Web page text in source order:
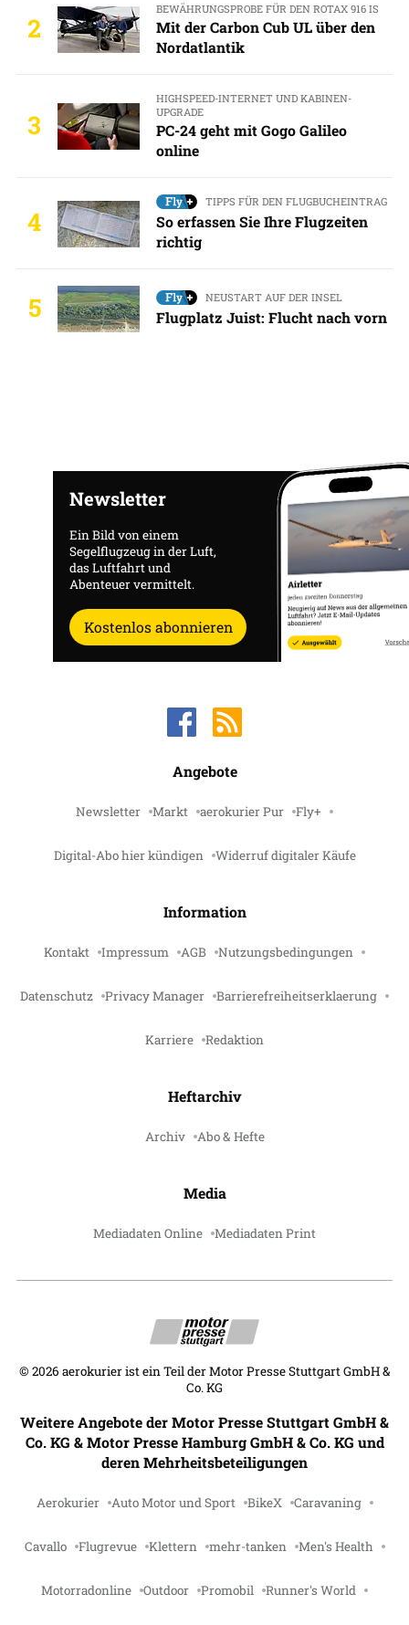
2
BEWÄHRUNGSPROBE FÜR DEN ROTAX 916 IS
Mit der Carbon Cub UL über den
Nordatlantik
3
HIGHSPEED-INTERNET UND KABINEN-
UPGRADE
PC-24 geht mit Gogo Galileo
online
4
TIPPS FÜR DEN FLUGBUCHEINTRAG
So erfassen Sie Ihre Flugzeiten
richtig
5 NEUSTART AUF DER INSEL
Flugplatz Juist: Flucht nach vorn
Newsletter
Ein Bild von einem
Segelflugzeug in der Luft,
das Luftfahrt und
Abenteuer vermittelt.
Kostenlos abonnieren
Angebote
Newsletter Markt aerokurier Pur Fly+
Digital-Abo hier kündigen Widerruf digitaler Käufe
Information
Kontakt Impressum AGB Nutzungsbedingungen
Datenschutz Privacy Manager Barrierefreiheitserklaerung
Karriere Redaktion
Heftarchiv
Archiv Abo & Hefte
Media
Mediadaten Online Mediadaten Print
© 2026 aerokurier ist ein Teil der Motor Presse Stuttgart GmbH &
Co. KG
Weitere Angebote der Motor Presse Stuttgart GmbH &
Co. KG & Motor Presse Hamburg GmbH & Co. KG und
deren Mehrheitsbeteiligungen
Aerokurier Auto Motor und Sport BikeX Caravaning
Cavallo Flugrevue Klettern mehr-tanken Men's Health
Motorradonline Outdoor Promobil Runner's World